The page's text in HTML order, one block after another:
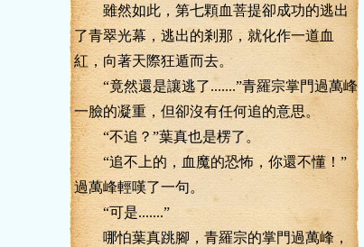
雖然如此，第七顆血菩提卻成功的逃出
了青翠光幕，逃出的剎那，就化作一道血
紅，向著天際狂遁而去。
“竟然還是讓逃了.......”青羅宗掌門過萬峰
一臉的凝重，但卻沒有任何追的意思。
“不追？”葉真也是楞了。
“追不上的，血魔的恐怖，你還不懂！”
過萬峰輕嘆了一句。
“可是.......”
哪怕葉真跳腳，青羅宗的掌門過萬峰，